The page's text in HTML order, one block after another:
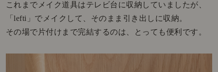
これまでメイク道具はテレビ台に収納していましたが、
「lefti」でメイクして、そのまま引き出しに収納。
その場で片付けまで完結するのは、とっても便利です。